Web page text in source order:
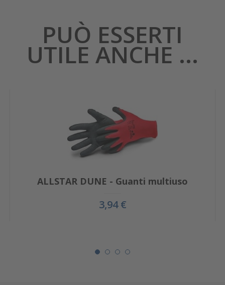
PUÒ ESSERTI
UTILE ANCHE ...
ALLSTAR DUNE - Guanti multiuso
3,94 €